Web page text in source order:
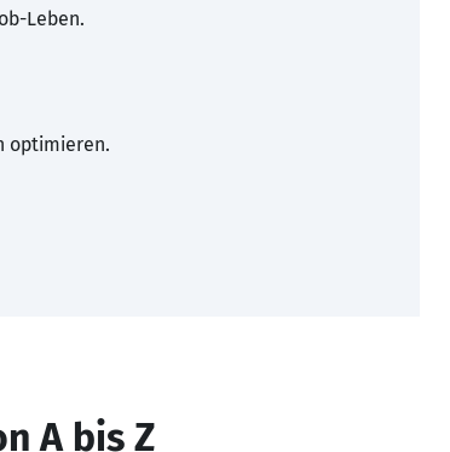
Leben.
optimieren.
A bis Z